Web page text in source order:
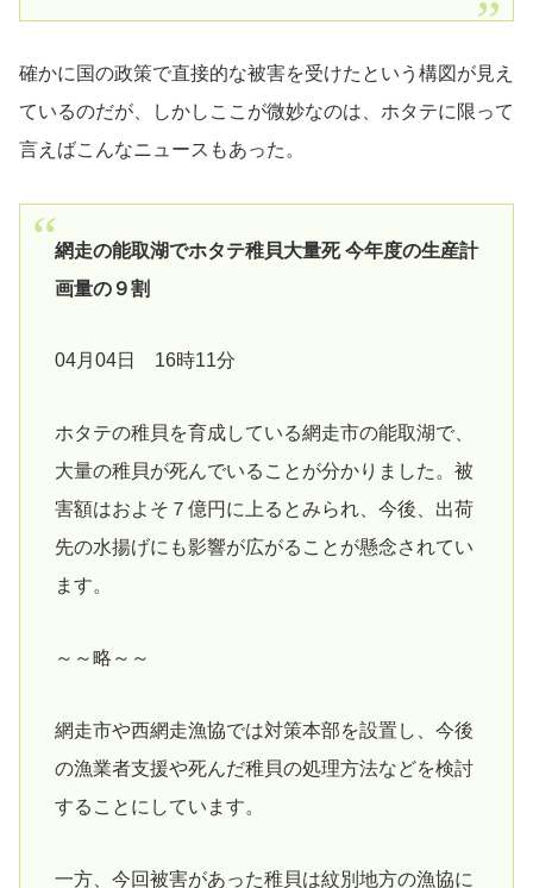
確かに国の政策で直接的な被害を受けたという構図が見え
ているのだが、しかしここが微妙なのは、ホタテに限って
言えばこんなニュースもあった。
網走の能取湖でホタテ稚貝大量死 今年度の生産計
画量の９割
04月04日 16時11分
ホタテの稚貝を育成している網走市の能取湖で、
大量の稚貝が死んでいることが分かりました。被
害額はおよそ７億円に上るとみられ、今後、出荷
先の水揚げにも影響が広がることが懸念されてい
ます。
～～略～～
網走市や西網走漁協では対策本部を設置し、今後
の漁業者支援や死んだ稚貝の処理方法などを検討
することにしています。
一方、今回被害があった稚貝は紋別地方の漁協に